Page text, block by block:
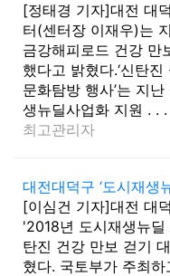
042-
936-
8871
[정태경 기자]대전 대
터(센터장 이재우)는
금강해피로드 건강 만
했다고 밝혔다.‘신탄
문화탐방 행사’는 지
생뉴딜사업화 지원 . . .
최고관리자
대전대덕구 ‘도시재생
[이심건 기자]대전 대
'2018년 도시재생뉴
탄진 건강 만보 걷기
혔다. 국토부가 주최